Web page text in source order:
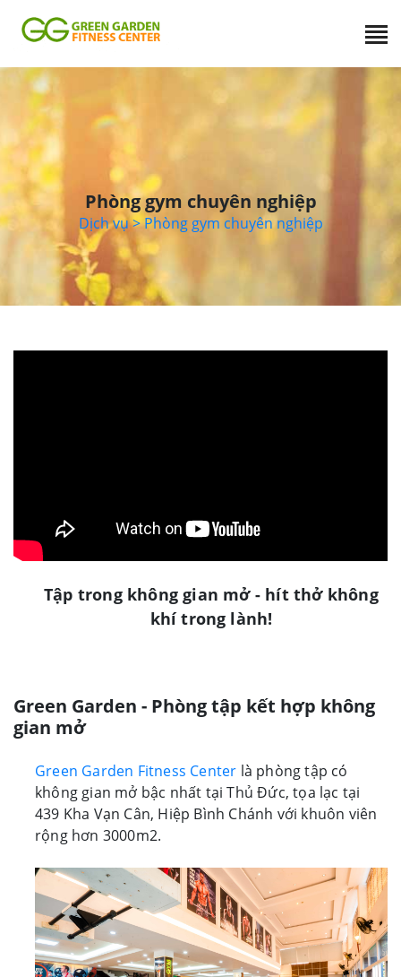
Phòng gym chuyên nghiệp
Dịch vụ> Phòng gym chuyên nghiệp
Tập trong không gian mở - hít thở không
khí trong lành!
Green Garden - Phòng tập kết hợp không
gian mở
Green Garden Fitness Center là phòng tập có
không gian mở bậc nhất tại Thủ Đức, tọa lạc tại
439 Kha Vạn Cân, Hiệp Bình Chánh với khuôn viên
rộng hơn 3000m2.